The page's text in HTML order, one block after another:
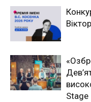
Stage